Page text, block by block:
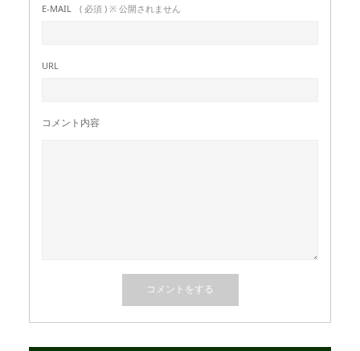
E-MAIL ( 必須 ) ※ 公開されません
URL
コメント内容